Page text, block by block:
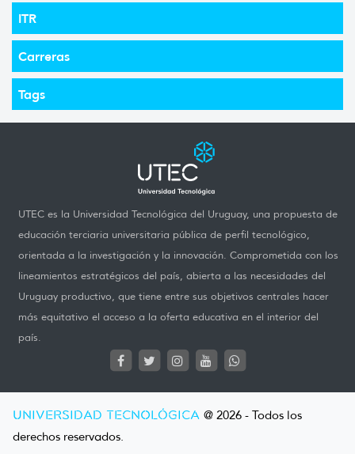
ITR
Carreras
Tags
UTEC es la Universidad Tecnológica del Uruguay, una propuesta de
educación terciaria universitaria pública de perfil tecnológico,
orientada a la investigación y la innovación. Comprometida con los
lineamientos estratégicos del país, abierta a las necesidades del
Uruguay productivo, que tiene entre sus objetivos centrales hacer
más equitativo el acceso a la oferta educativa en el interior del
país.
UNIVERSIDAD TECNOLÓGICA @ 2026 - Todos los
derechos reservados.